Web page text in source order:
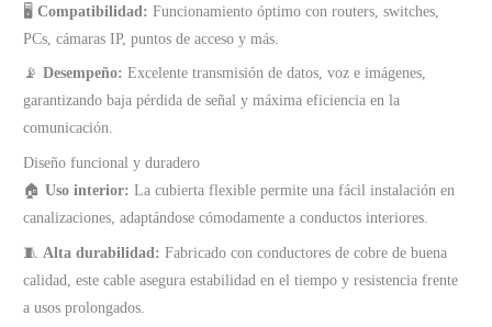
🖥️Compatibilidad: Funcionamiento óptimo con routers, switches,
PCs, cámaras IP, puntos de acceso y más.
📡Desempeño: Excelente transmisión de datos, voz e imágenes,
garantizando baja pérdida de señal y máxima eficiencia en la
comunicación.
Diseño funcional y duradero
🏠Uso interior: La cubierta flexible permite una fácil instalación en
canalizaciones, adaptándose cómodamente a conductos interiores.
🧵Alta durabilidad: Fabricado con conductores de cobre de buena
calidad, este cable asegura estabilidad en el tiempo y resistencia frente
a usos prolongados.